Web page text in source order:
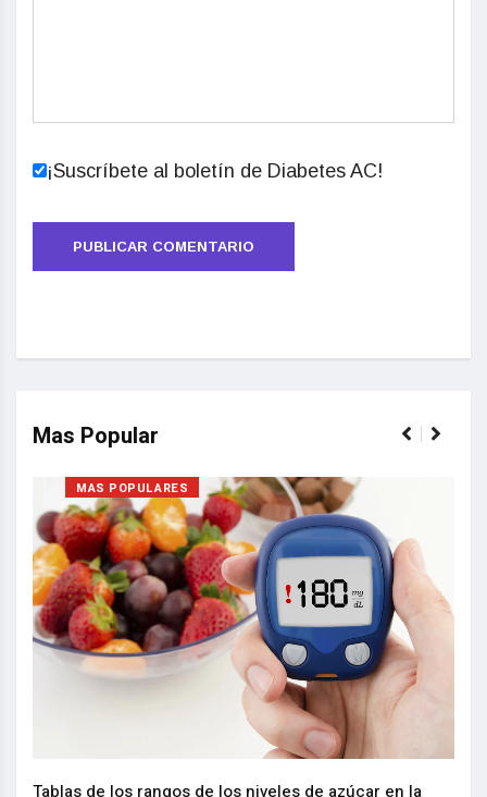
¡Suscríbete al boletín de Diabetes AC!
Mas Popular
MAS POPULARES
Tablas de los rangos de los niveles de azúcar en la